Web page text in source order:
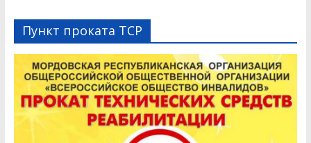
Пункт проката ТСР